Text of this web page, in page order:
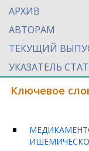
АРХИВ
АВТОРАМ
ТЕКУЩИЙ
УКАЗАТЕЛЬ
Ключевое